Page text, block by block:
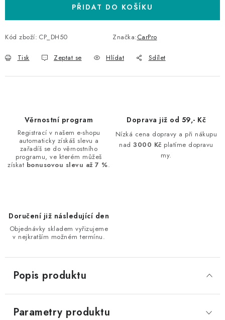
PŘIDAT DO KOŠÍKU
Kód zboží: CP_DH50 Značka:CarPro
Tisk Zeptat se Hlídat Sdílet
Věrnostní program
Registrací v našem e-shopu
automaticky získáš slevu a
zařadíš se do věrnostního
programu, ve kterém můžeš
získat bonusovou slevu až 7 %.
Doprava již od 59,- Kč
Nízká cena dopravy a při nákupu
nad3000 Kč platíme dopravu
my.
Doručení již následující den
Objednávky skladem vyřizujeme
v nejkratším možném termínu.
Popis produktu
Parametry produktu